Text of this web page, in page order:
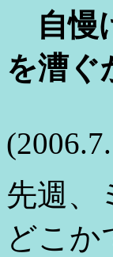
自
を漕ぐ
先週、
どこか